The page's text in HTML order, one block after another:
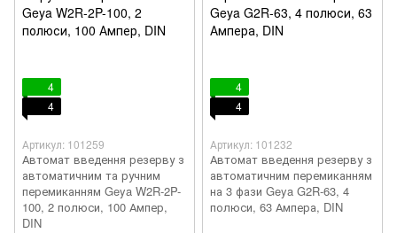
4
4
Артикул: 101259
Автомат введення резерву з
автоматичним та ручним
перемиканням Geya W2R-2P-
100, 2 полюси, 100 Ампер,
DIN
4
4
Артикул: 101232
Автомат введення резерву з
автоматичним перемиканням
на 3 фази Geya G2R-63, 4
полюси, 63 Ампера, DIN